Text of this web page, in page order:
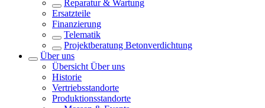
Reparatur & Wartung
Ersatzteile
Finanzierung
Telematik
Projektberatung Betonverdichtung
Über uns
Übersicht Über uns
Historie
Vertriebsstandorte
Produktionsstandorte